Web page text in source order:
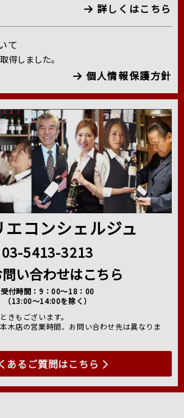
詳しくはこちら
て
得しました。
個人情報保護方針
エコンシェルジュ
03-5413-3213
い合わせはこちら
受付時間：9：00～18：00
（13:00～14:00を除く）
きもございます。
木店の営業時間、お問い合わせ先は異なりま
あるご質問はこちら